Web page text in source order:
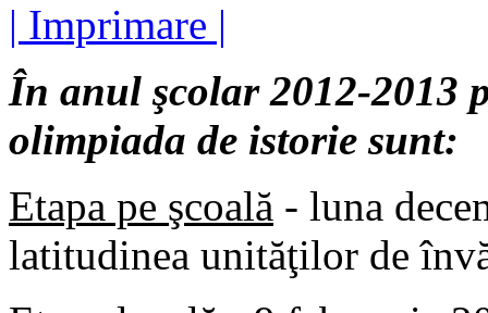
| Imprimare |
În anul şcolar 2012-2013
olimpiada de istorie sunt:
Etapa pe şcoală - luna
latitudinea unităţilor de